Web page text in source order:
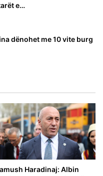
e…
dënohet me 10 vite burg
Haradinaj: Albin